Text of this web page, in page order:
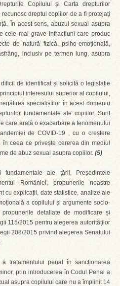
Copilului și Carta drepturilor
dreptul copiilor de a fi protejați
În acest sens, abuzul sexual asupra
cele mai grave infracțiuni care produc
de natură fizică, psiho-emoțională,
inclusiv pe termen lung, asupra
de identificat și solicită o legislație
interesului superior al copilului,
specialiștilor în acest domeniu
fundamentale ale copiilor. Sunt
care arată o exacerbare a fenomenului
de COVID-19 , cu o creștere
ceea ce privește cererea din mediul
de abuz sexual asupra copiilor. (5)
ale țării, Președintele
României, propunerile noastre
cu explicații, date statistice, analize ale
a copilului și argumente socio-
detaliate de modificare și
115/2015 pentru alegerea autorităților
208/2015 privind alegerea Senatului
tratamentului penal în sancționarea
prin introducerea în Codul Penal a
asupra copilului care nu a împlinit 14